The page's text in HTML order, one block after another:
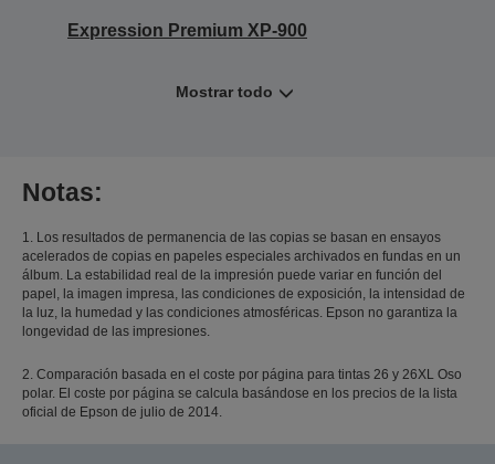
Expression Premium XP-900
Mostrar todo
Notas:
1. Los resultados de permanencia de las copias se basan en ensayos
acelerados de copias en papeles especiales archivados en fundas en un
álbum. La estabilidad real de la impresión puede variar en función del
papel, la imagen impresa, las condiciones de exposición, la intensidad de
la luz, la humedad y las condiciones atmosféricas. Epson no garantiza la
longevidad de las impresiones.
2. Comparación basada en el coste por página para tintas 26 y 26XL Oso
polar. El coste por página se calcula basándose en los precios de la lista
oficial de Epson de julio de 2014.